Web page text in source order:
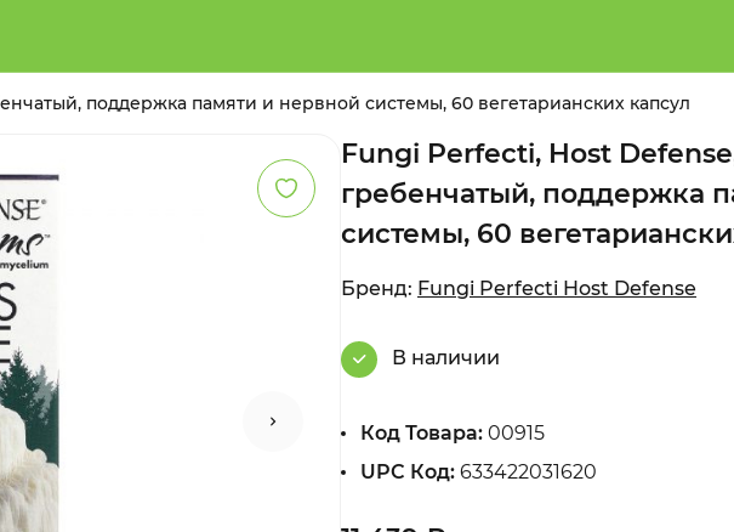
поддержка памяти и нервной системы, 60 вегетарианских капсул
Fungi Perfecti, Host
гребенчатый, поддержка
системы, 60
Бренд: Fungi Perfecti Host Defense
В наличии
Код Товара: 00915
UPC Код: 633422031620